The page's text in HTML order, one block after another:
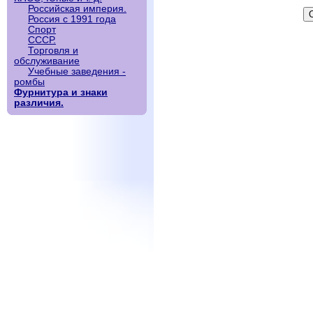
Российская империя.
Россия с 1991 года
Спорт
СССР.
Торговля и
обслуживание
Учебные заведения -
ромбы
Фурнитура и знаки
различия.